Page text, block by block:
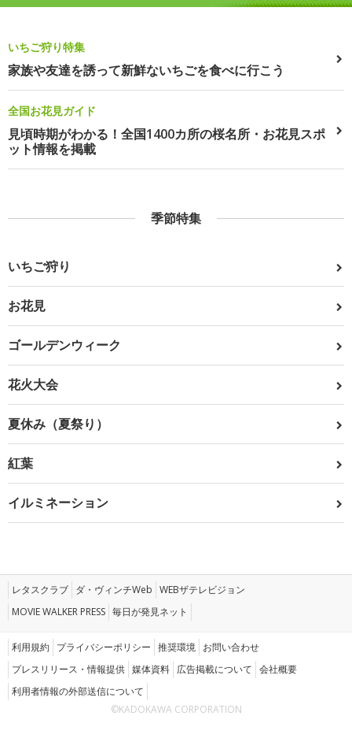
いちご狩り特集
家族や友達を誘って新鮮ないちごを食べに行こう
全国お花見ガイド
見頃時期がわかる！全国1400カ所の桜名所・お花見スポ
ット情報を掲載
季節特集
いちご狩り
お花見
ゴールデンウィーク
花火大会
夏休み（夏祭り）
紅葉
イルミネーション
レタスクラブ ダ・ヴィンチWeb WEBザテレビジョン
MOVIE WALKER PRESS 毎日が発見ネット
利用規約 プライバシーポリシー 推奨環境 お問い合わせ
プレスリリース・情報提供 媒体資料 広告掲載について 会社概要
利用者情報の外部送信について
©KADOKAWA CORPORATION